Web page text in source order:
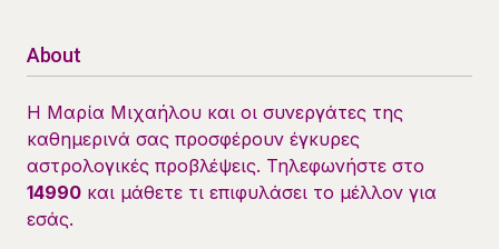
About
Η Μαρία Μιχαήλου και οι συνεργάτες της
καθημερινά σας προσφέρουν έγκυρες
αστρολογικές προβλέψεις. Τηλεφωνήστε στο
14990 και μάθετε τι επιφυλάσει το μέλλον για
εσάς.